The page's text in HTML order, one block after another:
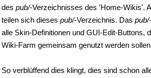
des pub/-Verzeichnisses des 'Home-Wikis'.
teilen sich dieses pub/-Verzeichnis. Das pub/
alle Skin-Definitionen und GUI-Edit-Buttons,
Wiki-Farm gemeinsam genutzt werden
So verblüffend dies klingt, dies sind schon